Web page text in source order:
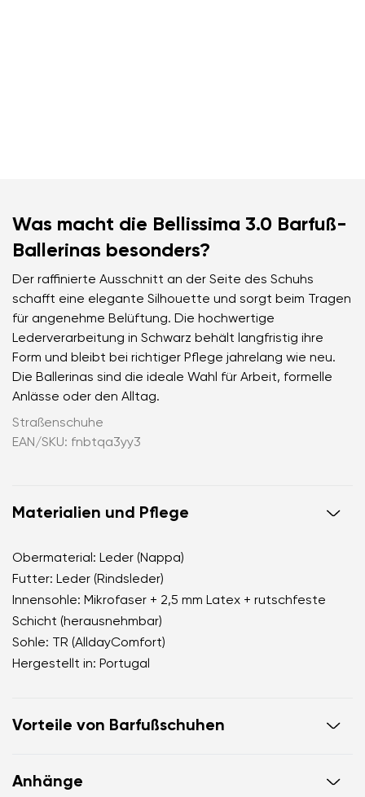
Was macht die Bellissima 3.0 Barfuß-
Ballerinas besonders?
Der raffinierte Ausschnitt an der Seite des Schuhs
schafft eine elegante Silhouette und sorgt beim Tragen
für angenehme Belüftung. Die hochwertige
Lederverarbeitung in Schwarz behält langfristig ihre
Form und bleibt bei richtiger Pflege jahrelang wie neu.
Die Ballerinas sind die ideale Wahl für Arbeit, formelle
Anlässe oder den Alltag.
Straßenschuhe
EAN/SKU: fnbtqa3yy3
Materialien und Pflege
Obermaterial: Leder (Nappa)
Futter: Leder (Rindsleder)
Innensohle: Mikrofaser + 2,5 mm Latex + rutschfeste
Schicht (herausnehmbar)
Sohle: TR (AlldayComfort)
Hergestellt in: Portugal
Vorteile von Barfußschuhen
die anatomische Form des Schuhs bietet großzügig
Anhänge